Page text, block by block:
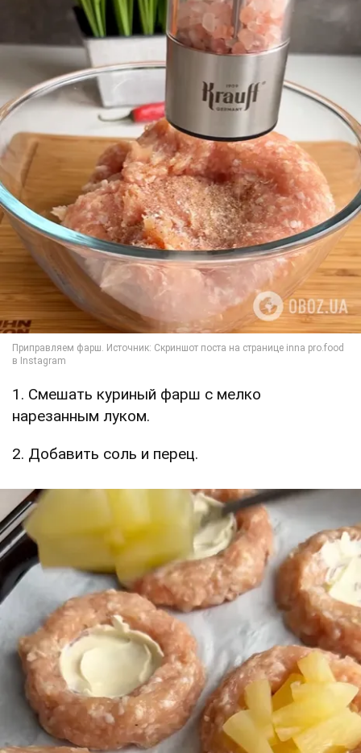
1. Смешать куриный фарш с мелко
нарезанным луком.
2. Добавить соль и перец.